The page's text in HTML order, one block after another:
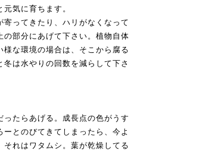
気に育ちます。
寄ってきたり、ハリがなくなって
部分にあげて下さい。植物自体
な環境の場合は、そこから腐る
は水やりの回数を減らして下さ
たらあげる。成長点の色がうす
とのびてきてしまったら、今よ
れはワタムシ。葉が乾燥してる